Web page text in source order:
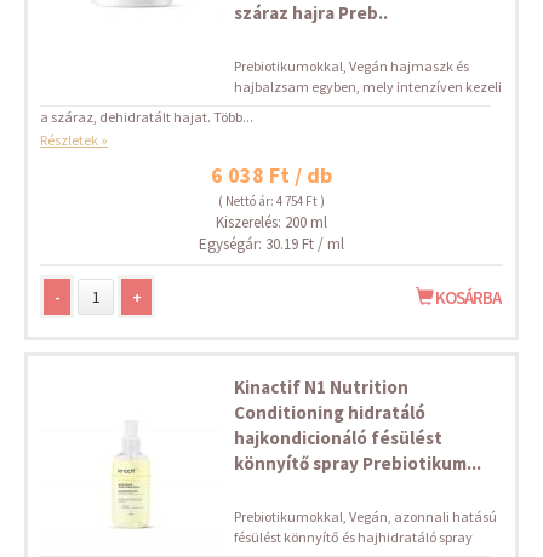
száraz hajra Preb..
Prebiotikumokkal, Vegán hajmaszk és
hajbalzsam egyben, mely intenzíven kezeli
a száraz, dehidratált hajat. Több...
Részletek »
6 038 Ft / db
( Nettó ár: 4 754 Ft )
Kiszerelés: 200 ml
Egységár: 30.19 Ft / ml
- + KOSÁRBA
Kinactif N1 Nutrition
Conditioning hidratáló
hajkondicionáló fésülést
könnyítő spray Prebiotikum...
Prebiotikumokkal, Vegán, azonnali hatású
fésülést könnyítő és hajhidratáló spray